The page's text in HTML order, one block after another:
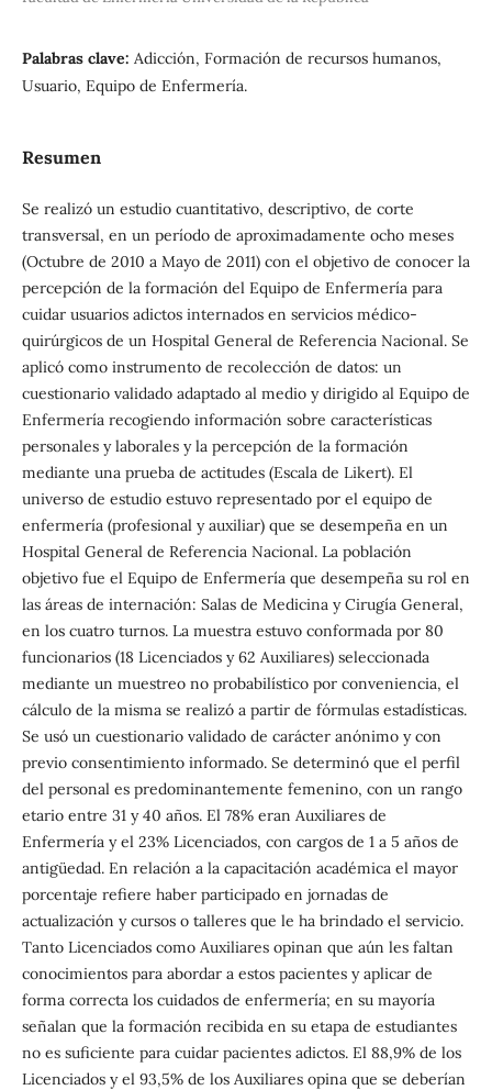
Palabras clave: Adicción, Formación de recursos humanos,
Usuario, Equipo de Enfermería.
Resumen
Se realizó un estudio cuantitativo, descriptivo, de corte
transversal, en un período de aproximadamente ocho meses
(Octubre de 2010 a Mayo de 2011) con el objetivo de conocer la
percepción de la formación del Equipo de Enfermería para
cuidar usuarios adictos internados en servicios médico-
quirúrgicos de un Hospital General de Referencia Nacional. Se
aplicó como instrumento de recolección de datos: un
cuestionario validado adaptado al medio y dirigido al Equipo de
Enfermería recogiendo información sobre características
personales y laborales y la percepción de la formación
mediante una prueba de actitudes (Escala de Likert). El
universo de estudio estuvo representado por el equipo de
enfermería (profesional y auxiliar) que se desempeña en un
Hospital General de Referencia Nacional. La población
objetivo fue el Equipo de Enfermería que desempeña su rol en
las áreas de internación: Salas de Medicina y Cirugía General,
en los cuatro turnos. La muestra estuvo conformada por 80
funcionarios (18 Licenciados y 62 Auxiliares) seleccionada
mediante un muestreo no probabilístico por conveniencia, el
cálculo de la misma se realizó a partir de fórmulas estadísticas.
Se usó un cuestionario validado de carácter anónimo y con
previo consentimiento informado. Se determinó que el perfil
del personal es predominantemente femenino, con un rango
etario entre 31 y 40 años. El 78% eran Auxiliares de
Enfermería y el 23% Licenciados, con cargos de 1 a 5 años de
antigüedad. En relación a la capacitación académica el mayor
porcentaje refiere haber participado en jornadas de
actualización y cursos o talleres que le ha brindado el servicio.
Tanto Licenciados como Auxiliares opinan que aún les faltan
conocimientos para abordar a estos pacientes y aplicar de
forma correcta los cuidados de enfermería; en su mayoría
señalan que la formación recibida en su etapa de estudiantes
no es suficiente para cuidar pacientes adictos. El 88,9% de los
Licenciados y el 93,5% de los Auxiliares opina que se deberían